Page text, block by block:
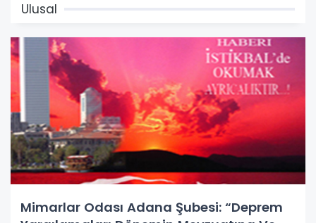
Ulusal
Mimarlar Odası Adana Şubesi: “Deprem